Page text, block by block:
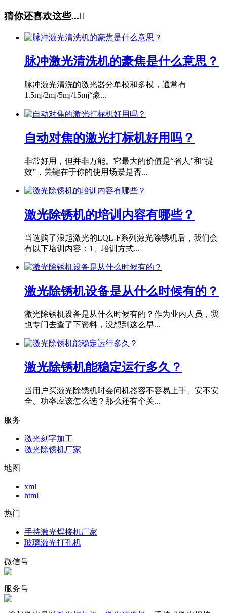
猜你还喜欢这些...
脉冲激光清洗机的豪焦是什么意思？
脉冲激光清洗的激光器分单模和多模，通常有
1.5mj/2mj/5mj/15mj“豪...
自动对焦的激光打标机好用吗？
非常好用，但并非万能。它最大的价值是“省人”和“提
效”，关键在于你的使用场景是否...
激光除锈机的培训内容有哪些？
当选购了浪起激光的LQL-F系列激光除锈机后，我们会
有以下培训内容：1、培训方式...
激光除锈机设备是从什么时候有的？
激光除锈机设备是从什么时候有的？作为业内人员，我
也专门去查了下资料，没想到这么早...
激光除锈机能稳定运行多久？
当用户买激光除锈机时会问机器容不容易上手、安不安
全、功率应该怎么选？那么还有个关...
服务
激光刻字加工
激光除锈机厂家
地图
xml
html
热门
手持激光焊接机厂家
玻璃激光打孔机
微信号
服务号